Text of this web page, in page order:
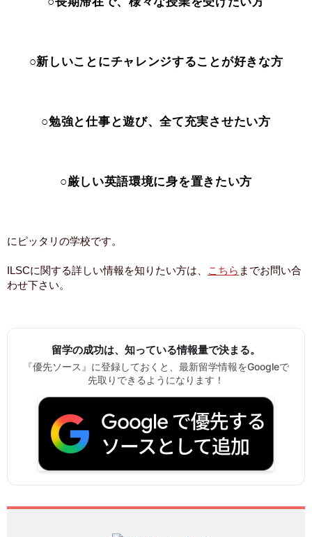
○新しいことにチャレンジすることが好きな方
○勉強と仕事と遊び、全て充実させたい方
○厳しい英語環境に身を置きたい方
にピッタリの学校です。
ILSCに関する詳しい情報を知りたい方は、 こちら までお問い合
わせ下さい。
留学の成功は、知っている情報量で決まる。
『優先ソース』に登録しておくと、最新留学情報をGoogleで
先取りできるようになります！